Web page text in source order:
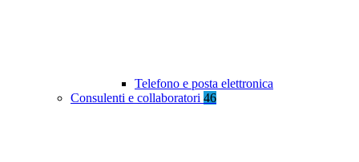
Telefono e posta elettronica
Consulenti e collaboratori 46